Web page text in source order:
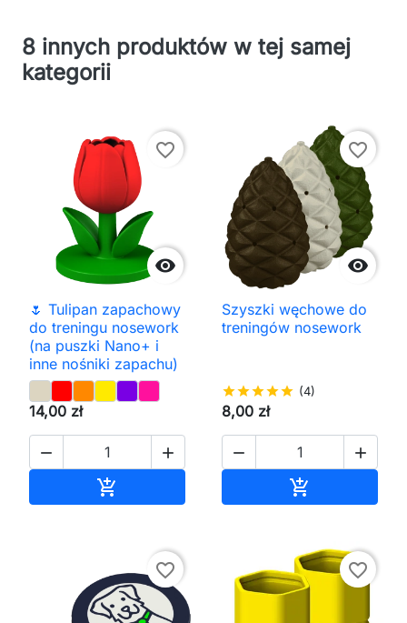
8 innych produktów w tej samej
kategorii

favorite_border
🌷 Tulipan zapachowy
do treningu nosework
(na puszki Nano+ i
inne nośniki zapachu)
14,00 zł
 


favorite_border
Szyszki węchowe do
treningów nosework
starstarstarstarstar (4)
8,00 zł
 

favorite_border favorite_border